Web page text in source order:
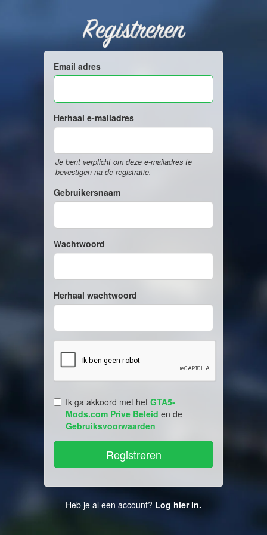
Registreren
Email adres
Herhaal e-mailadres
Je bent verplicht om deze e-mailadres te
bevestigen na de registratie.
Gebruikersnaam
Wachtwoord
Herhaal wachtwoord
Ik ga akkoord met het GTA5-
Mods.com Prive Beleid en de
Gebruiksvoorwaarden
Heb je al een account? Log hier in.